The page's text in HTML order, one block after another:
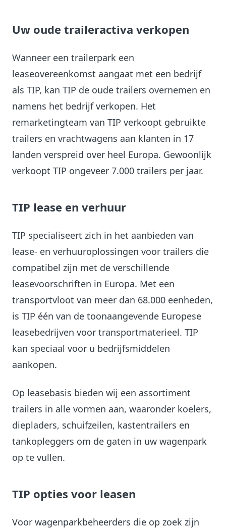
Uw oude traileractiva verkopen
Wanneer een trailerpark een
leaseovereenkomst aangaat met een bedrijf
als TIP, kan TIP de oude trailers overnemen en
namens het bedrijf verkopen. Het
remarketingteam van TIP verkoopt gebruikte
trailers en vrachtwagens aan klanten in 17
landen verspreid over heel Europa. Gewoonlijk
verkoopt TIP ongeveer 7.000 trailers per jaar.
TIP lease en verhuur
TIP specialiseert zich in het aanbieden van
lease- en verhuuroplossingen voor trailers die
compatibel zijn met de verschillende
leasevoorschriften in Europa. Met een
transportvloot van meer dan 68.000 eenheden,
is TIP één van de toonaangevende Europese
leasebedrijven voor transportmaterieel. TIP
kan speciaal voor u bedrijfsmiddelen
aankopen.
Op leasebasis bieden wij een assortiment
trailers in alle vormen aan, waaronder koelers,
diepladers, schuifzeilen, kastentrailers en
tankopleggers om de gaten in uw wagenpark
op te vullen.
TIP opties voor leasen
Voor wagenparkbeheerders die op zoek zijn